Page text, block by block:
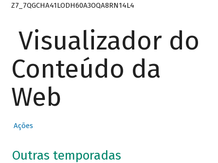
Z7_7QGCHA41LODH60A3OQA8RN14L4
Visualizador do
Conteúdo da
Web
Ações
Outras temporadas